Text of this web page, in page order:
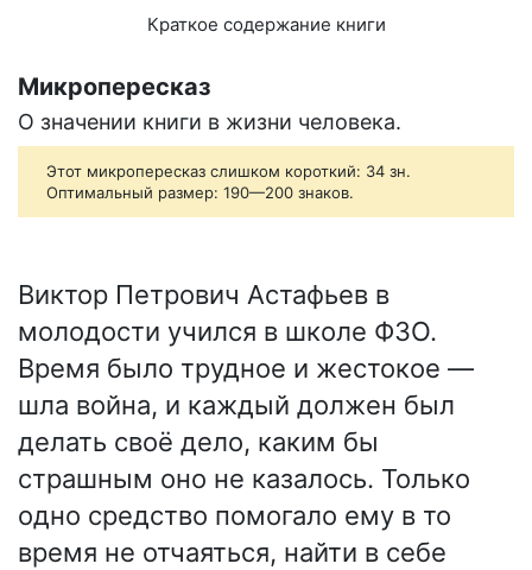
Краткое содержание книги
Микропересказ
О значении книги в жизни человека.
Этот микропересказ слишком короткий: 34 зн.
Оптимальный размер: 190—200 знаков.
Виктор Петрович Астафьев в
молодости учился в школе ФЗО.
Время было трудное и жестокое —
шла война, и каждый должен был
делать своё дело, каким бы
страшным оно не казалось. Только
одно средство помогало ему в то
время не отчаяться, найти в себе